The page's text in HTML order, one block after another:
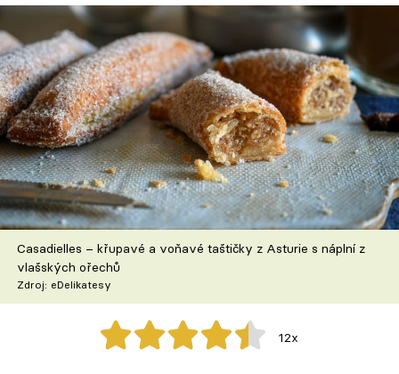
Recepty
Články
TV Program
Škola vaření
Recepty z TV
Speciál: Cuketa
Těhotnej kuchař
Sledujte prima+
Casadielles – křupavé a voňavé taštičky z Asturie s náplní z
vlašských ořechů
Zdroj: eDelikatesy
12x